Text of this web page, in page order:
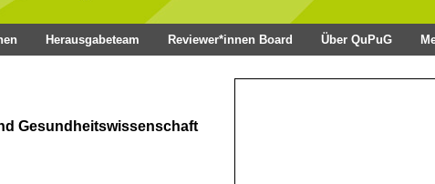
Herausgabeteam Reviewer*innen Board Über QuPuG
Gesundheitswissenschaft